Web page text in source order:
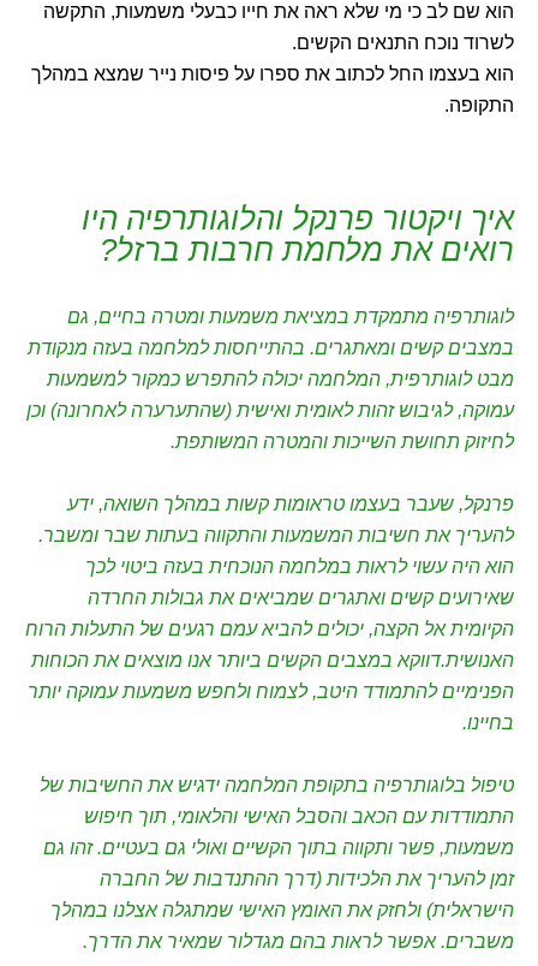
הוא שם לב כי מי שלא ראה את חייו כבעלי משמעות, התקשה
לשרוד נוכח התנאים הקשים.
הוא בעצמו החל לכתוב את ספרו על פיסות נייר שמצא במהלך
התקופה.
איך ויקטור פרנקל והלוגותרפיה היו
רואים את מלחמת חרבות ברזל?
לוגותרפיה מתמקדת במציאת משמעות ומטרה בחיים, גם
במצבים קשים ומאתגרים. בהתייחסות למלחמה בעזה מנקודת
מבט לוגותרפית, המלחמה יכולה להתפרש כמקור למשמעות
עמוקה, לגיבוש זהות לאומית ואישית (שהתערערה לאחרונה) וכן
לחיזוק תחושת השייכות והמטרה המשותפת.
פרנקל, שעבר בעצמו טראומות קשות במהלך השואה, ידע
להעריך את חשיבות המשמעות והתקווה בעתות שבר ומשבר.
הוא היה עשוי לראות במלחמה הנוכחית בעזה ביטוי לכך
שאירועים קשים ואתגרים שמביאים את גבולות החרדה
הקיומית אל הקצה, יכולים להביא עמם רגעים של התעלות הרוח
האנושית.דווקא במצבים הקשים ביותר אנו מוצאים את הכוחות
הפנימיים להתמודד היטב, לצמוח ולחפש משמעות עמוקה יותר
בחיינו.
טיפול בלוגותרפיה בתקופת המלחמה ידגיש את החשיבות של
התמודדות עם הכאב והסבל האישי והלאומי, תוך חיפוש
משמעות, פשר ותקווה בתוך הקשיים ואולי גם בעטיים. זהו גם
זמן להעריך את הלכידות (דרך ההתנדבות של החברה
הישראלית) ולחזק את האומץ האישי שמתגלה אצלנו במהלך
משברים. אפשר לראות בהם מגדלור שמאיר את הדרך.